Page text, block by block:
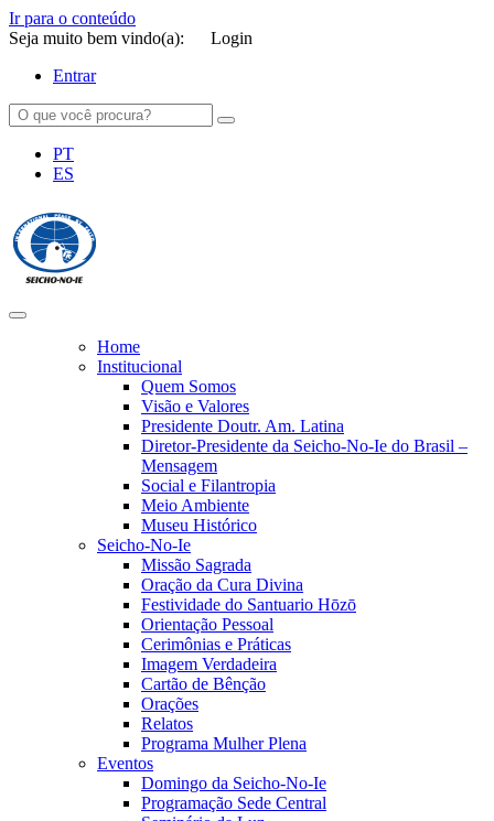
Ir para o conteúdo
Seja muito bem vindo(a):
Login
Entrar
PT
ES
Home
Institucional
Quem Somos
Visão e Valores
Presidente Doutr. Am. Latina
Diretor-Presidente da Seicho-No-Ie do Brasil –
Mensagem
Social e Filantropia
Meio Ambiente
Museu Histórico
Seicho-No-Ie
Missão Sagrada
Oração da Cura Divina
Festividade do Santuario Hōzō
Orientação Pessoal
Cerimônias e Práticas
Imagem Verdadeira
Cartão de Bênção
Orações
Relatos
Programa Mulher Plena
Eventos
Domingo da Seicho-No-Ie
Programação Sede Central